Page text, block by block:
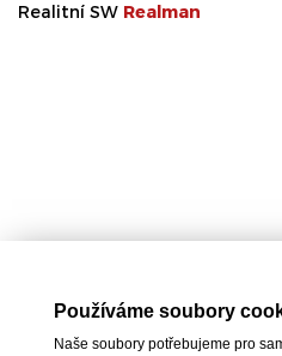
Realitní SW Realman
Používáme soubory
Naše soubory potřebujeme pro